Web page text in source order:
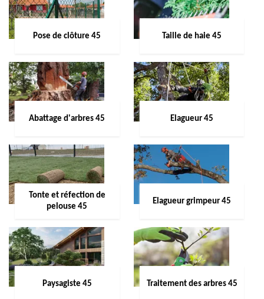
Pose de clôture 45 Taille de haie 45
Abattage d'arbres 45 Elagueur 45
Tonte et réfection de
pelouse 45
Elagueur grimpeur 45
Paysagiste 45 Traitement des arbres 45